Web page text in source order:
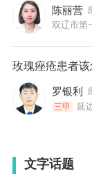
陈丽营
双辽市第
玫瑰痤疮患者
罗银利
三甲 延
文字话题